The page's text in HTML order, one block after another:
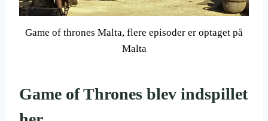
Game of thrones Malta, flere episoder er optaget på
Malta
Game of Thrones blev indspillet